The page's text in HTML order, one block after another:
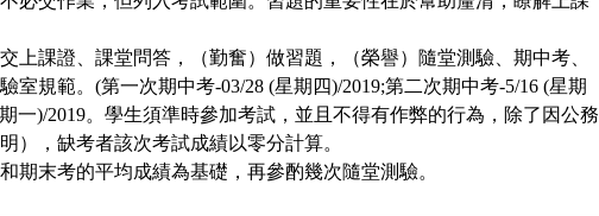
上課證、課堂問答，（勤奮）做習題，（榮譽）隨堂測驗、期中考、
室規範。(第一次期中考-03/28 (星期四)/2019;第二次期中考-5/16 (星期
期一)/2019。學生須準時參加考試，並且不得有作弊的行為，除了因公務
），缺考者該次考試成績以零分計算。
期末考的平均成績為基礎，再參酌幾次隨堂測驗。